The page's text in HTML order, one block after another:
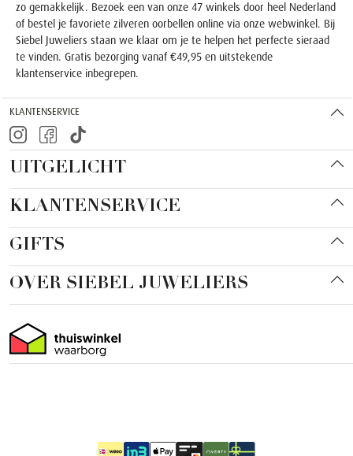
zo gemakkelijk. Bezoek een van onze 47 winkels door heel Nederland
of bestel je favoriete zilveren oorbellen online via onze webwinkel. Bij
Siebel Juweliers staan we klaar om je te helpen het perfecte sieraad
te vinden. Gratis bezorging vanaf €49,95 en uitstekende
klantenservice inbegrepen.
KLANTENSERVICE
UITGELICHT
KLANTENSERVICE
GIFTS
OVER SIEBEL JUWELIERS